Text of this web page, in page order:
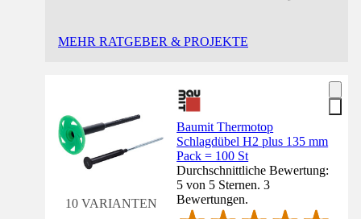
MEHR RATGEBER & PROJEKTE
10 VARIANTEN
Baumit Thermotop
Schlagdübel H2 plus 135 mm
Pack = 100 St
Durchschnittliche Bewertung:
5 von 5 Sternen. 3
Bewertungen.